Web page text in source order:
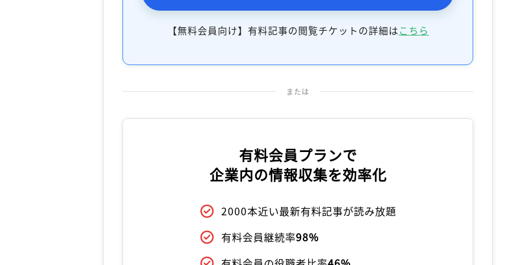
【無料会員向け】有料記事の閲覧チケットの詳細はこちら
または
有料会員プランで
企業内の情報収集を効率化
2000本近い最新有料記事が読み放題
有料会員継続率98%